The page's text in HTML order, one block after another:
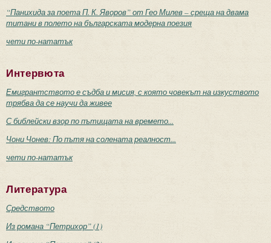
“Панихида за поета П. К. Яворов” от Гео Милев – среща на двама
титани в полето на българската модерна поезия
чети по-нататък
Интервюта
Емигрантството е съдба и мисия, с която човекът на изкуството
трябва да се научи да живее
С библейски взор по пътищата на времето...
Чони Чонев: По пътя на солената реалност...
чети по-нататък
Литература
Средството
Из романа “Петрихор” (1)